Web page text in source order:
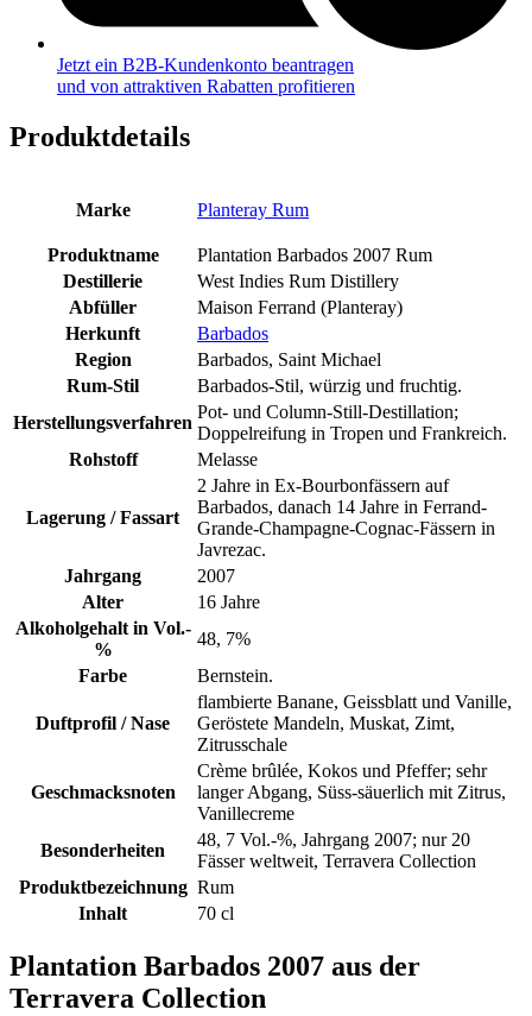
Jetzt ein B2B-Kundenkonto beantragen
und von attraktiven Rabatten profitieren
Produktdetails
Marke Planteray Rum
Produktname
Plantation Barbados 2007 Rum
Destillerie
West Indies Rum Distillery
Abfüller
Maison Ferrand (Planteray)
Herkunft
Barbados
Region
Barbados, Saint Michael
Rum-Stil
Barbados-Stil, würzig und fruchtig.
Herstellungsverfahren
Pot- und Column-Still-Destillation;
Doppelreifung in Tropen und Frankreich.
Rohstoff
Melasse
Lagerung / Fassart
2 Jahre in Ex-Bourbonfässern auf
Barbados, danach 14 Jahre in Ferrand-
Grande-Champagne-Cognac-Fässern in
Javrezac.
Jahrgang
2007
Alter
16 Jahre
Alkoholgehalt in Vol.-
%
48, 7%
Farbe
Bernstein.
Duftprofil / Nase
flambierte Banane, Geissblatt und Vanille,
Geröstete Mandeln, Muskat, Zimt,
Zitrusschale
Geschmacksnoten
Crème brûlée, Kokos und Pfeffer; sehr
langer Abgang, Süss-säuerlich mit Zitrus,
Vanillecreme
Besonderheiten
48, 7 Vol.-%, Jahrgang 2007; nur 20
Fässer weltweit, Terravera Collection
Produktbezeichnung Rum
Inhalt
70 cl
Plantation Barbados 2007 aus der
Terravera Collection